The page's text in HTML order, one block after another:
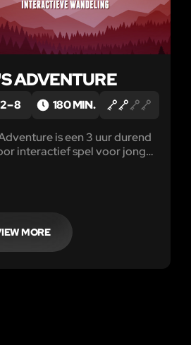
ADVENTURE
2 – 8 180 MIN.
Adventure is een 3 uur durend
interactief spel voor jong
MORE